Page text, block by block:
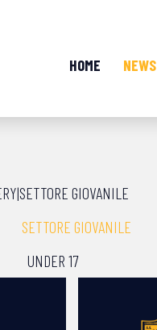
HOME NEWS
GIOVANILE
SETTORE GIOVANILE
UNDER 17